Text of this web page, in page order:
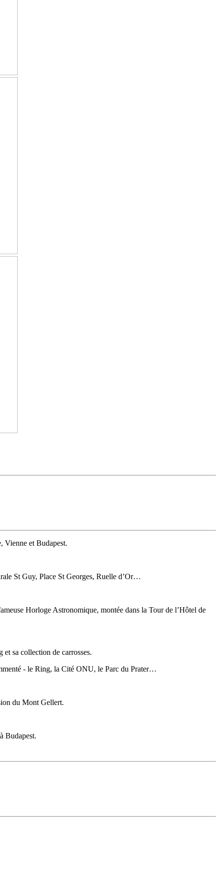
Vienne et Budapest.
St Guy, Place St Georges, Ruelle d’Or…
Horloge Astronomique, montée dans la Tour de l’Hôtel de
sa collection de carrosses.
- le Ring, la Cité ONU, le Parc du Prater…
du Mont Gellert.
Budapest.